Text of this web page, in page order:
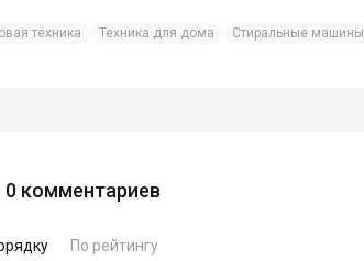
техника Техника для дома Стиральные машины
0 комментариев
По рейтингу